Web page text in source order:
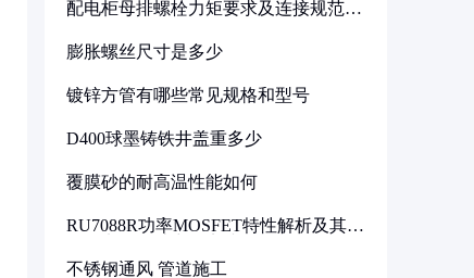
配电柜母排螺栓力矩要求及连接规范详
膨胀螺丝尺寸是多少
镀锌方管有哪些常见规格和型号
D400球墨铸铁井盖重多少
覆膜砂的耐高温性能如何
RU7088R功率MOSFET特性解析及其在
不锈钢通风 管道施工